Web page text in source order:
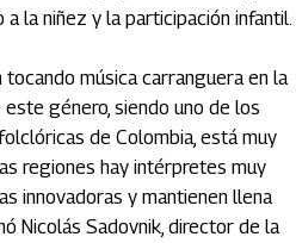
la niñez y la participación infantil.
tocando música carranguera en la
género, siendo uno de los
de Colombia, está muy
regiones hay intérpretes muy
innovadoras y mantienen llena
Nicolás Sadovnik, director de la